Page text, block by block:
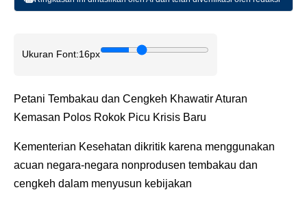
Ukuran Font:16px
Petani Tembakau dan Cengkeh Khawatir Aturan
Kemasan Polos Rokok Picu Krisis Baru
Kementerian Kesehatan dikritik karena menggunakan
acuan negara-negara nonprodusen tembakau dan
cengkeh dalam menyusun kebijakan